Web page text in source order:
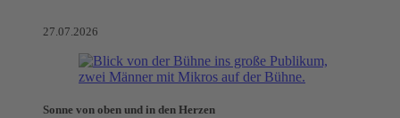
27.07.2026
Sonne von oben und in den Herzen